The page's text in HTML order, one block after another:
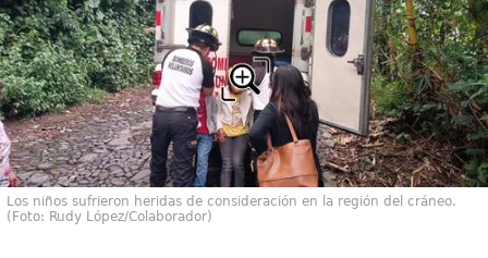
Los niños sufrieron heridas de consideración en la región del cráneo.
(Foto: Rudy López/Colaborador)